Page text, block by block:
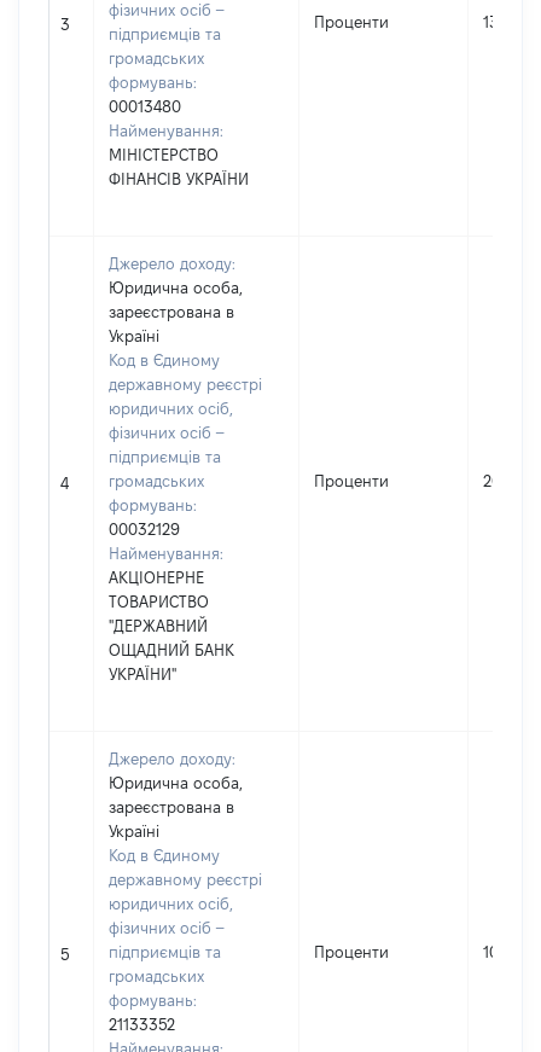
3
фізичних осіб –
підприємців та
громадських
формувань:
00013480
Найменування:
МІНІСТЕРСТВО
ФІНАНСІВ УКРАЇНИ
Проценти 133893
4
Джерело доходу:
Юридична особа,
зареєстрована в
Україні
Код в Єдиному
державному реєстрі
юридичних осіб,
фізичних осіб –
підприємців та
громадських
формувань:
00032129
Найменування:
АКЦІОНЕРНЕ
ТОВАРИСТВО
"ДЕРЖАВНИЙ
ОЩАДНИЙ БАНК
УКРАЇНИ"
Проценти 205747
5
Джерело доходу:
Юридична особа,
зареєстрована в
Україні
Код в Єдиному
державному реєстрі
юридичних осіб,
фізичних осіб –
підприємців та
громадських
формувань:
21133352
Найменування:
Проценти 100316